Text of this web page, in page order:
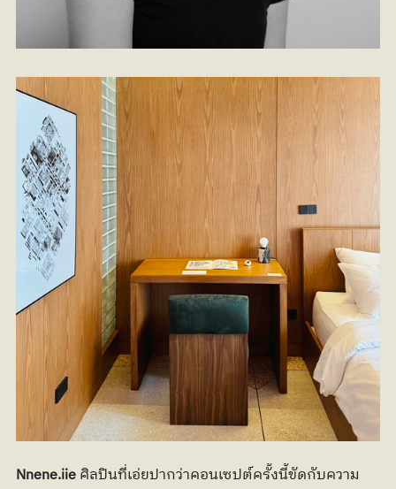
Nnene.iie ศิลปินที่เอ่ยปากว่าคอนเซปต์ครั้งนี้ขัดกับความ